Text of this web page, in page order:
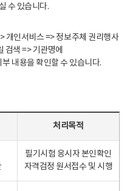
수 있습니다.
인서비스 => 정보주체 권리행사
검색 => 기관명에
내용을 확인할 수 있습니다.
처리목적
필기시험 응시자 본인확인
자격검정 원서접수 및 시행